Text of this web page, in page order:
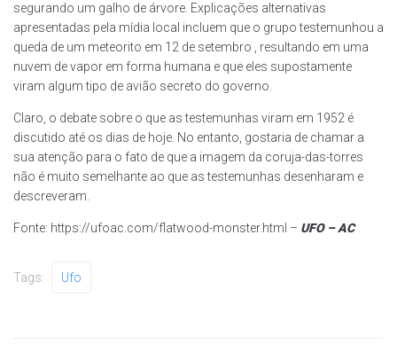
segurando um galho de árvore. Explicações alternativas
apresentadas pela mídia local incluem que o grupo testemunhou a
queda de um meteorito em 12 de setembro , resultando em uma
nuvem de vapor em forma humana e que eles supostamente
viram algum tipo de avião secreto do governo.
Claro, o debate sobre o que as testemunhas viram em 1952 é
discutido até os dias de hoje. No entanto, gostaria de chamar a
sua atenção para o fato de que a imagem da coruja-das-torres
não é muito semelhante ao que as testemunhas desenharam e
descreveram.
Fonte: https://ufoac.com/flatwood-monster.html – UFO – AC
Tags: Ufo